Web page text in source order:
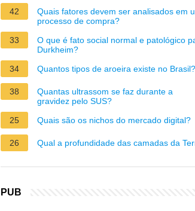
42
Quais fatores devem ser analisados em
processo de compra?
33
O que é fato social normal e patológico
Durkheim?
34
Quantos tipos de aroeira existe no Brasil?
38
Quantas ultrassom se faz durante a
gravidez pelo SUS?
25
Quais são os nichos do mercado digital?
26 Qual a profundidade das camadas da
PUB